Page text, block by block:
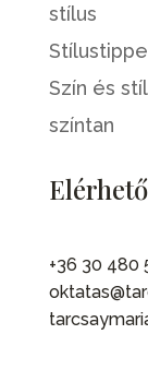
stílus
Szín és
színtan
+36 30 480